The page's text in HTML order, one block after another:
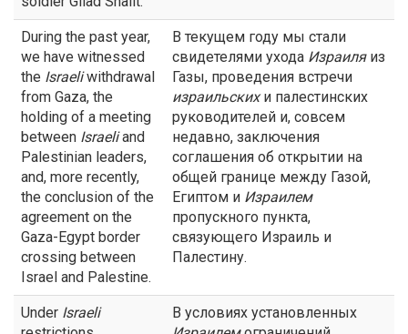
During the past year,
we have witnessed
the Israeliwithdrawal
from Gaza, the
holding of a meeting
between Israeliand
Palestinian leaders,
and, more recently,
the conclusion of the
agreement on the
Gaza-Egypt border
crossing between
Israel and Palestine.
В текущем году мы стали
свидетелями ухода Израиляиз
Газы, проведения встречи
израильскихи палестинских
руководителей и, совсем
недавно, заключения
соглашения об открытии на
общей границе между Газой,
Египтом и Израилем
пропускного пункта,
связующего Израиль и
Палестину.
Under Israeli
В условиях установленных